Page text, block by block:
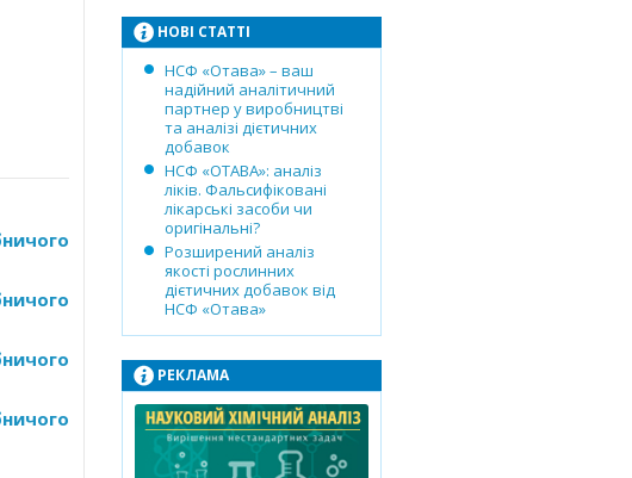
НОВІ СТАТТІ
НСФ «Отава» – ваш
надійний аналітичний
партнер у виробництві
та аналізі дієтичних
добавок
НСФ «ОТАВА»: аналіз
ліків. Фальсифіковані
лікарські засоби чи
оригінальні?
Розширений аналіз
якості рослинних
дієтичних добавок від
НСФ «Отава»
РЕКЛАМА